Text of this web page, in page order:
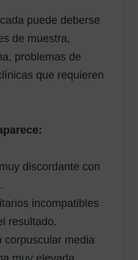
puede deberse
de muestra,
problemas de
que requieren
discordante con
incompatibles
resultado.
corpuscular media